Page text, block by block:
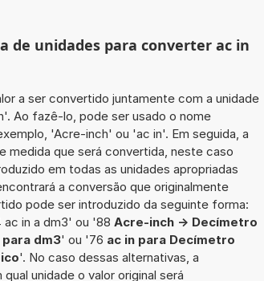
de unidades para converter ac in
a ser convertido juntamente com a unidade
Ao fazê-lo, pode ser usado o nome
'Acre-inch' ou 'ac in'. Em seguida, a
medida que será convertida, neste caso
em todas as unidades apropriadas
a conversão que originalmente
pode ser introduzido da seguinte forma:
in a dm3' ou '88 Acre-inch -> Decímetro
dm3' ou '76 ac in para Decímetro
'. No caso dessas alternativas, a
unidade o valor original será